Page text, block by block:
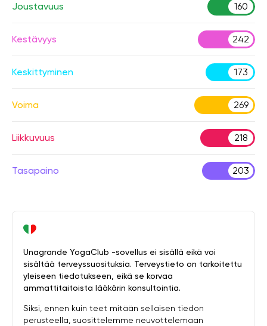
Joustavuus 160
Kestävyys 242
Keskittyminen 173
Voima 269
Liikkuvuus 218
Tasapaino 203
Unagrande YogaClub -sovellus ei sisällä eikä voi
sisältää terveyssuosituksia. Terveystieto on tarkoitettu
yleiseen tiedotukseen, eikä se korvaa
ammattitaitoista lääkärin konsultointia.
Siksi, ennen kuin teet mitään sellaisen tiedon
perusteella, suosittelemme neuvottelemaan